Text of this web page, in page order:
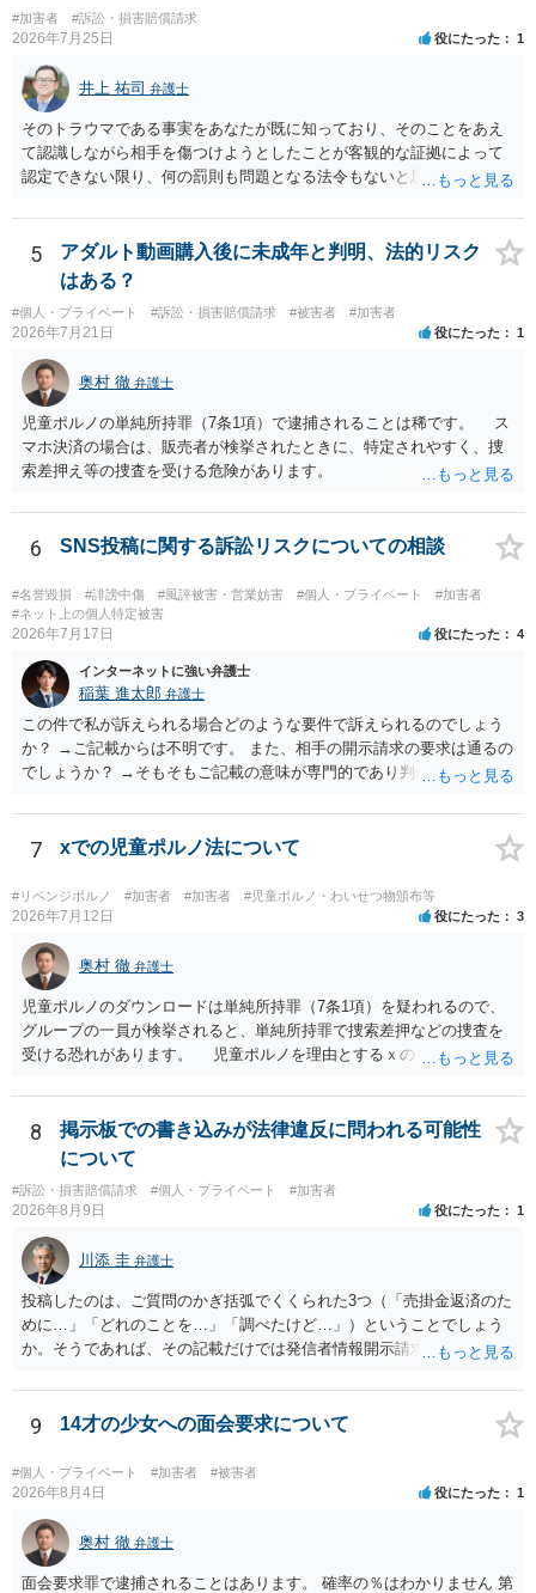
欲しい、住んでいる都道府県と区を教えてと言われたので教えたりと
言ったやり取りをしていました。 というやりとりは、青少年条例違反
（わいせつ行為）の疑いがあります。18歳未満と知らなくても処罰可
能です。
#加害者 #訴訟・損害賠償請求
2026年7月25日 役にたった 1
井上 祐司 弁護士
そのトラウマである事実をあなたが既に知っており、そのことをあえ
て認識しながら相手を傷つけようとしたことが客観的な証拠によって
認定できない限り、何の罰則も問題となる法令もないと思われます。
5
アダルト動画購入後に未成年と判明、法的リスク
はある？
#個人・プライベート #訴訟・損害賠償請求 #被害者 #加害者
2026年7月21日 役にたった 1
奥村 徹 弁護士
児童ポルノの単純所持罪（7条1項）で逮捕されることは稀です。 ス
マホ決済の場合は、販売者が検挙されたときに、特定されやすく、捜
索差押え等の捜査を受ける危険があります。
6 SNS投稿に関する訴訟リスクについての相談
#名誉毀損 #誹謗中傷 #風評被害・営業妨害 #個人・プライベート
#加害者
#ネット上の個人特定被害
2026年7月17日 役にたった 4
インターネットに強い弁護士
稲葉 進太郎 弁護士
この件で私が訴えられる場合どのような要件で訴えられるのでしょう
か？ →ご記載からは不明です。 また、相手の開示請求の要求は通るの
でしょうか？ →そもそもご記載の意味が専門的であり判然としないも
らご相談になることをお勧めいたします。
7 xでの児童ポルノ法について
#リベンジポルノ #加害者 #加害者 #児童ポルノ・わいせつ物頒布等
2026年7月12日 役にたった 3
奥村 徹 弁護士
児童ポルノのダウンロードは単純所持罪（7条1項）を疑われるので、
グループの一員が検挙されると、単純所持罪で捜索差押などの捜査を
受ける恐れがあります。 児童ポルノを理由とするｘのアカウント凍
は珍しくない）、これも捜索差押を受けるおそれがあります
8
掲示板での書き込みが法律違反に問われる可能性
について
#訴訟・損害賠償請求 #個人・プライベート #加害者
2026年8月9日 役にたった 1
川添 圭 弁護士
投稿したのは、ご質問のかぎ括弧でくくられた3つ（「売掛金返済のた
めに…」「どれのことを…」「調べたけど…」）ということでしょう
か。そうであれば、その記載だけでは発信者情報開示請求が認められ
ただ、「328が名誉毀損、偽計業務妨害、侮辱罪、ストーカー等に関す
る法律違反に該当するといわれ」とのことですので、ご質問に書かれ
ていない何らかの背景事情があれば、回答は180度変わるかもしれませ
ん。公開の場で詳細を投稿することは不適当と思われますので、弁護
士へ直接相談した方がよいでしょう。
9 14才の少女への面会要求について
#個人・プライベート #加害者 #被害者
2026年8月4日 役にたった 1
奥村 徹 弁護士
面会要求罪で逮捕されることはあります。 確率の％はわかりません 第